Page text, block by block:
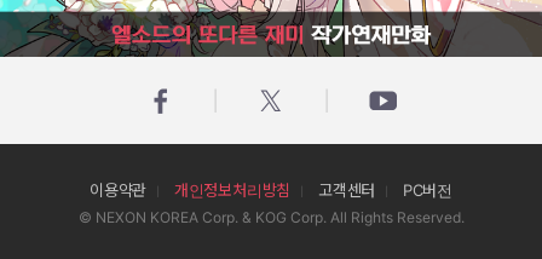
이용약관 개인정보처리방침 고객센터 PC버전
© NEXON KOREA Corp. & KOG Corp. All Rights Reserved.